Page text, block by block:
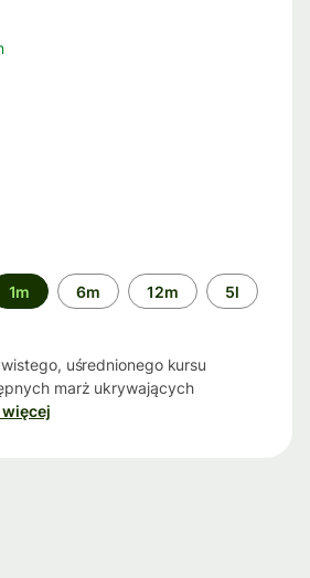
1m 6m 12m 5l
uśrednionego kursu
marż ukrywających